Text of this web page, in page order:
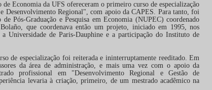
da UFS ofereceram o primeiro curso de especialização
Desenvolvimento Regional", com apoio da CAPES. Para tanto, foi
Pós-Graduação e Pesquisa em Economia (NUPEC) coordenado
que coordenava então um projeto, iniciado em 1995, nos
Universidade de Paris-Dauphine e a participação do Instituto de
especialização foi reiterada e ininterruptamente reeditado. Em
da área de administração, e mais uma vez com o apoio da
profissional em "Desenvolvimento Regional e Gestão de
levaria à criação, primeiro, de um mestrado acadêmico na